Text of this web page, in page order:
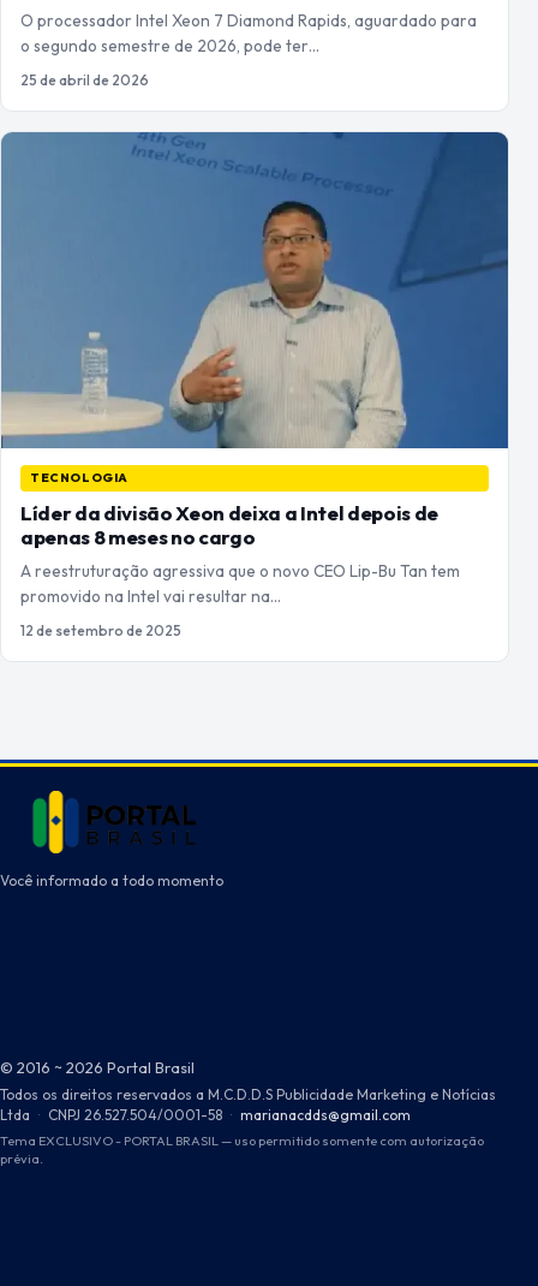
O processador Intel Xeon 7 Diamond Rapids, aguardado para
o segundo semestre de 2026, pode ter…
25 de abril de 2026
TECNOLOGIA
Líder da divisão Xeon deixa a Intel depois de
apenas 8 meses no cargo
A reestruturação agressiva que o novo CEO Lip-Bu Tan tem
promovido na Intel vai resultar na…
12 de setembro de 2025
Você informado a todo momento
© 2016 ~ 2026 Portal Brasil
Todos os direitos reservados a M.C.D.D.S Publicidade Marketing e Notícias
Ltda · CNPJ 26.527.504/0001-58 · marianacdds@gmail.com
Tema EXCLUSIVO - PORTAL BRASIL — uso permitido somente com autorização
prévia.